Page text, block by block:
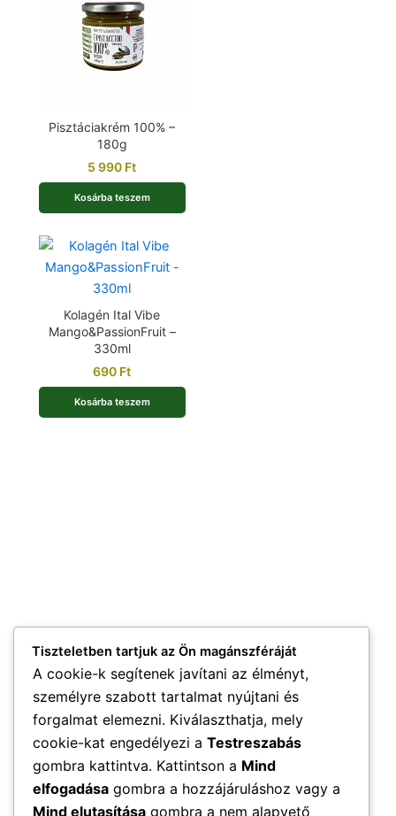
Pisztáciakrém 100% –
180g
5 990 Ft
Kosárba teszem
Kolagén Ital Vibe
Mango&PassionFruit –
330ml
690 Ft
Kosárba teszem
Tiszteletben tartjuk az Ön magánszféráját
A cookie-k segítenek javítani az élményt,
személyre szabott tartalmat nyújtani és
forgalmat elemezni. Kiválaszthatja, mely
cookie-kat engedélyezi a Testreszabás
gombra kattintva. Kattintson a Mind
elfogadása gombra a hozzájáruláshoz vagy a
Mind elutasítása gombra a nem alapvető